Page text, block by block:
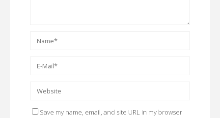
Save my name, email, and site URL in my browser